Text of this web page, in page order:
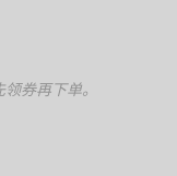
券再下单。